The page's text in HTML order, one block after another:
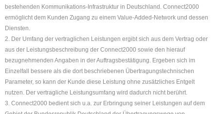
bestehenden Kommunikations-Infrastruktur in Deutschland. Connect2000
ermöglicht dem Kunden Zugang zu einem Value-Added-Network und dessen
Diensten.
2. Der Umfang der vertraglichen Leistungen ergibt sich aus dem Vertrag oder
aus der Leistungsbeschreibung der Connect2000 sowie den hierauf
bezugnehmenden Angaben in der Auftragsbestätigung. Ergeben sich im
Einzelfall bessere als die dort beschriebenen Übertragungstechnischen
Parameter, so kann der Kunde diese Leistung ohne zusätzliches Entgelt
nutzen. Der vertragliche Leistungsumfang wird dadurch nicht berührt.
3. Connect2000 bedient sich u.a. zur Erbringung seiner Leistungen auf dem